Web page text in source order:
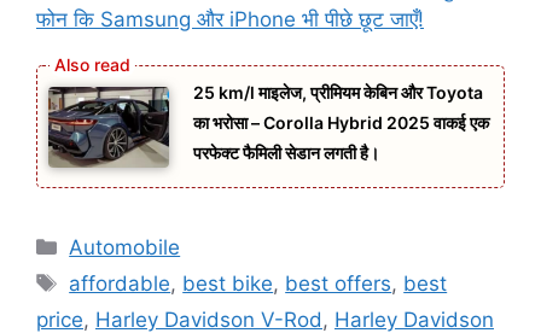
फोन कि Samsung और iPhone भी पीछे छूट जाएँ!
25 km/l माइलेज, प्रीमियम केबिन और Toyota
का भरोसा – Corolla Hybrid 2025 वाकई एक
परफेक्ट फैमिली सेडान लगती है।
Categories
Automobile
Tags
affordable, best bike, best offers, best
price, Harley Davidson V-Rod , Harley Davidson